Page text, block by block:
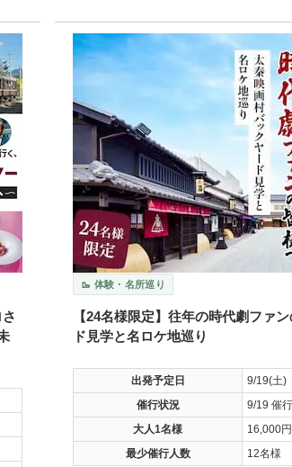
🥾 体験・名所巡り
【24名様限定】往年の時代劇ファ
ド見学と名ロケ地巡り
出発予定日
9/19(土)
催行状況
9/19 催
大人1名様
16,000円
最少催行人数
12名様